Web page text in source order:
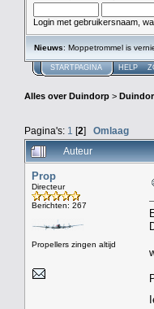
Login met gebruikersnaam,
Nieuws: Moppetrommel is
STARTPAGINA HELP
Alles over Duindorp >
Pagina's: 1 [2] Omlaag
Auteur
Prop
Directeur
Berichten: 267
Propellers zingen altijd